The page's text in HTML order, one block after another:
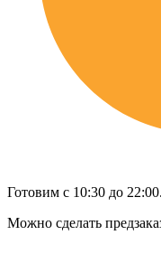
Готовим с 10:30 до 22:00.
Можно сделать